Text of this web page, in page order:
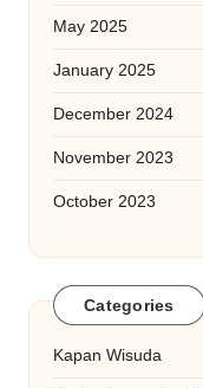
May 2025
January 2025
December 2024
November 2023
October 2023
Categories
Kapan Wisuda